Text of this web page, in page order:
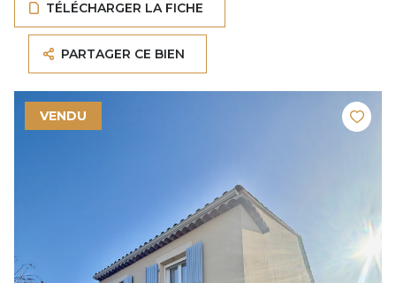
TÉLÉCHARGER LA FICHE
PARTAGER CE BIEN
VENDU